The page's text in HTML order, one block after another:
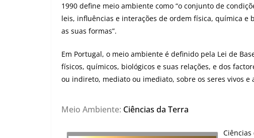
1990 define meio ambiente como “o conjunto de
leis, influências e interações de ordem física, química
as suas formas”.
Em Portugal, o meio ambiente é definido pela Lei de
físicos, químicos, biológicos e suas relações, e dos
ou indireto, mediato ou imediato, sobre os seres vivos e
Meio Ambiente: Ciências da Terra